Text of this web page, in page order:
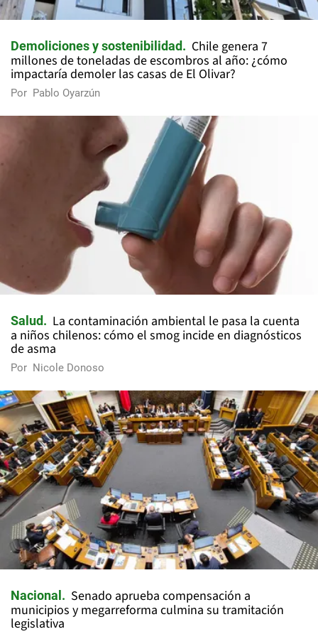
Demoliciones y sostenibilidad
Chile genera 7
millones de toneladas de escombros al año: ¿cómo
impactaría demoler las casas de El Olivar?
Por Pablo Oyarzún
Salud
La contaminación ambiental le pasa la cuenta
a niños chilenos: cómo el smog incide en diagnósticos
de asma
Por Nicole Donoso
Nacional
Senado aprueba compensación a
municipios y megarreforma culmina su tramitación
legislativa